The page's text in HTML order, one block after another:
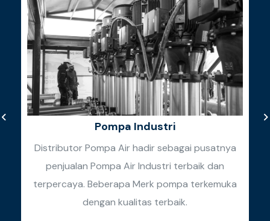
Pompa Industri
Distributor Pompa Air hadir sebagai pusatnya
penjualan Pompa Air Industri terbaik dan
terpercaya. Beberapa Merk pompa terkemuka
dengan kualitas terbaik.